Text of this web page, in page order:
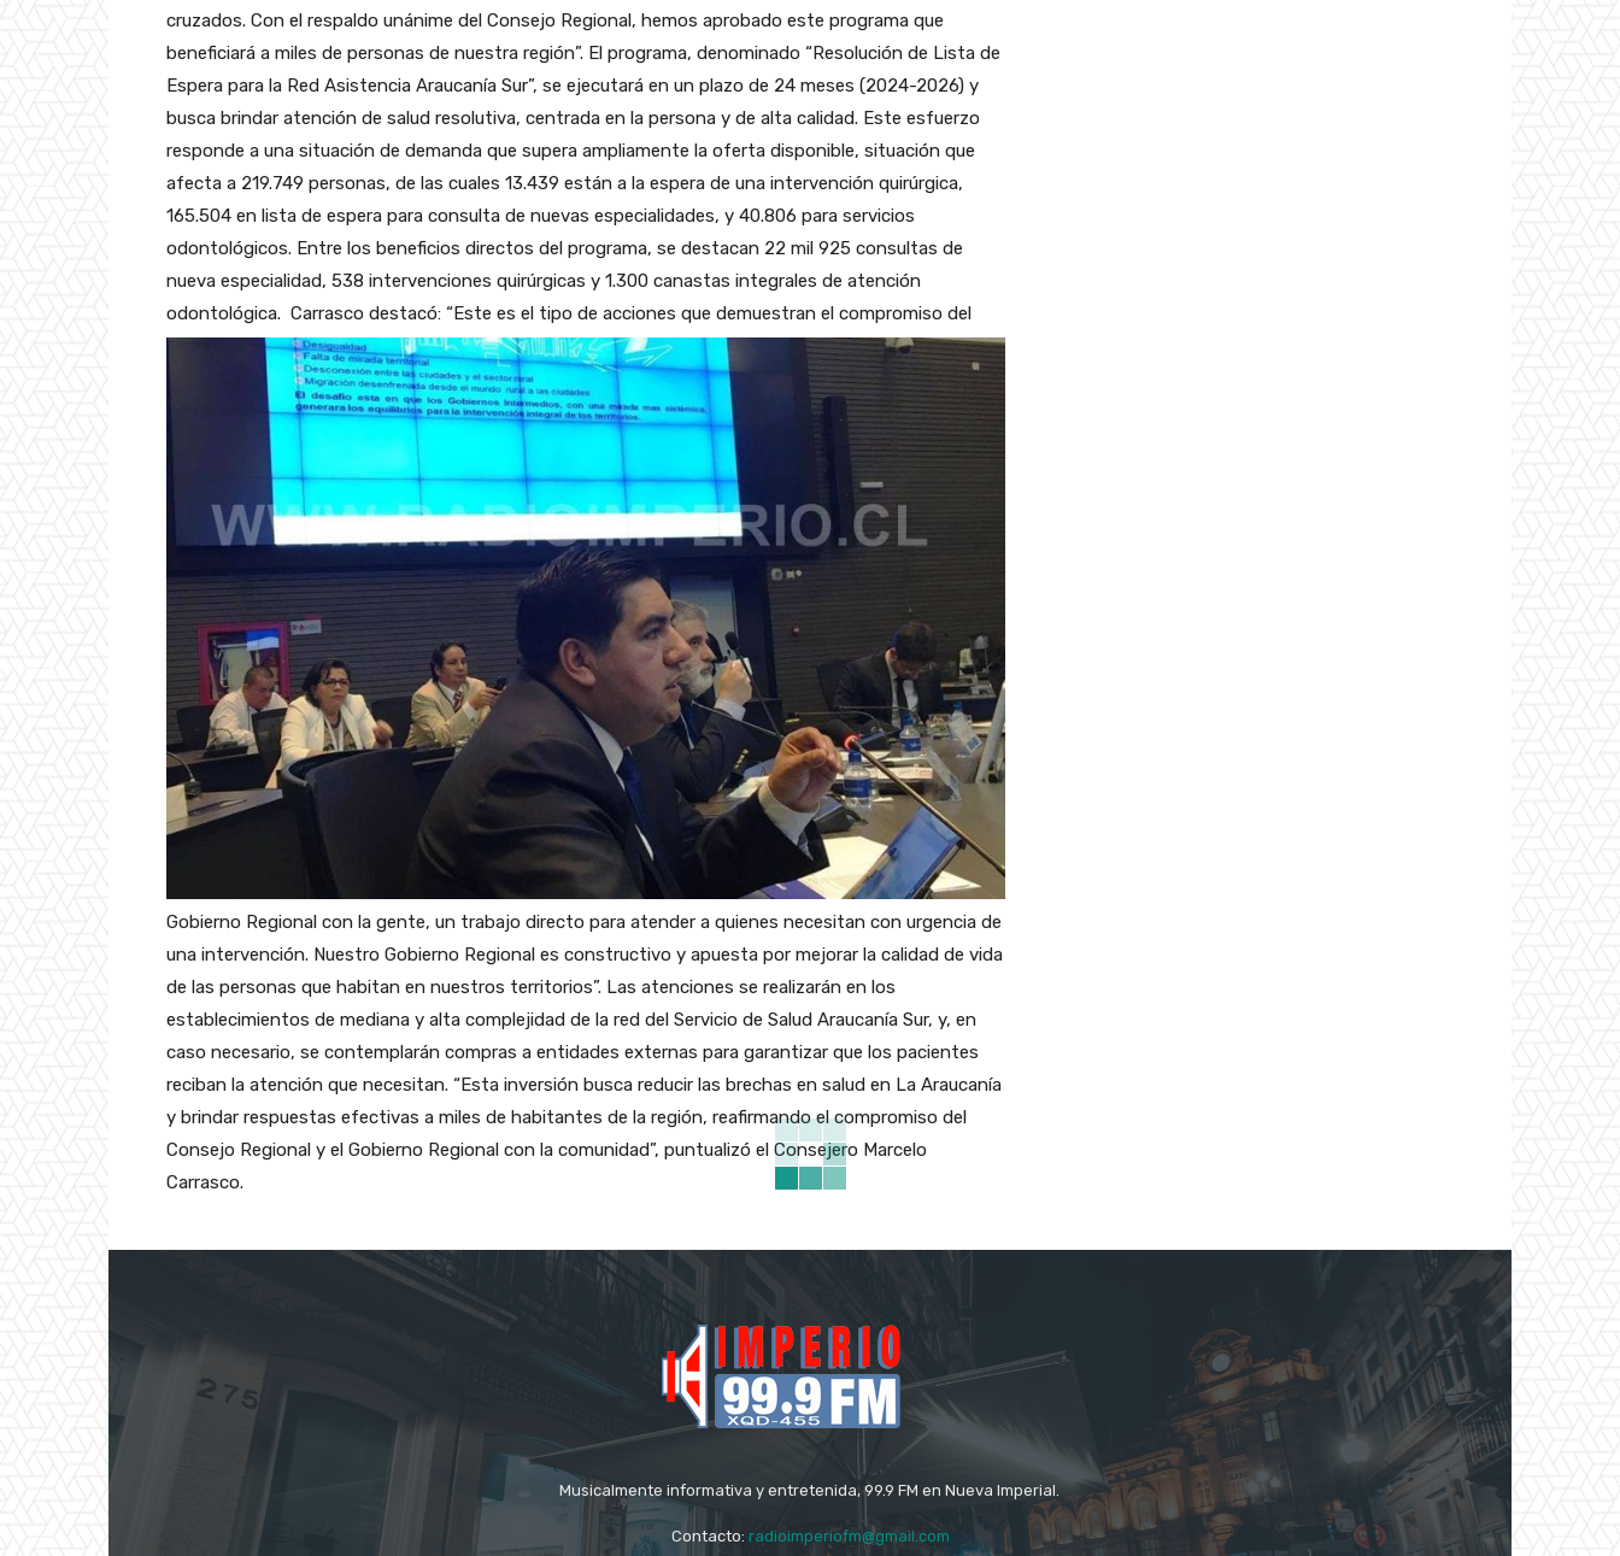
cruzados. Con el respaldo unánime del Consejo Regional, hemos aprobado este programa que
beneficiará a miles de personas de nuestra región”. El programa, denominado “Resolución de Lista de
Espera para la Red Asistencia Araucanía Sur”, se ejecutará en un plazo de 24 meses (2024-2026) y
busca brindar atención de salud resolutiva, centrada en la persona y de alta calidad. Este esfuerzo
responde a una situación de demanda que supera ampliamente la oferta disponible, situación que
afecta a 219.749 personas, de las cuales 13.439 están a la espera de una intervención quirúrgica,
165.504 en lista de espera para consulta de nuevas especialidades, y 40.806 para servicios
odontológicos. Entre los beneficios directos del programa, se destacan 22 mil 925 consultas de
nueva especialidad, 538 intervenciones quirúrgicas y 1.300 canastas integrales de atención
odontológica. Carrasco destacó: “Este es el tipo de acciones que demuestran el compromiso del
Gobierno Regional con la gente, un trabajo directo para atender a quienes necesitan con urgencia de
una intervención. Nuestro Gobierno Regional es constructivo y apuesta por mejorar la calidad de vida
de las personas que habitan en nuestros territorios”. Las atenciones se realizarán en los
establecimientos de mediana y alta complejidad de la red del Servicio de Salud Araucanía Sur, y, en
caso necesario, se contemplarán compras a entidades externas para garantizar que los pacientes
reciban la atención que necesitan. “Esta inversión busca reducir las brechas en salud en La Araucanía
y brindar respuestas efectivas a miles de habitantes de la región, reafirmando el compromiso del
Consejo Regional y el Gobierno Regional con la comunidad”, puntualizó el Consejero Marcelo
Carrasco.
Musicalmente informativa y entretenida, 99.9 FM en Nueva Imperial.
Contacto: radioimperiofm@gmail.com